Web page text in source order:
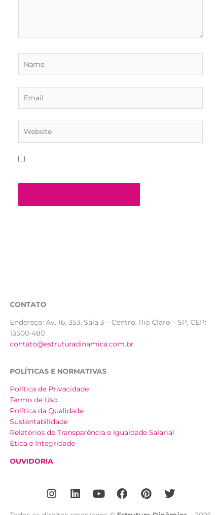
CONTATO
Endereço: Av. 16, 353, Sala 3 – Centro, Rio Claro – SP, CEP:
13500-480
contato@estruturadinamica.com.br
POLÍTICAS E NORMATIVAS
Política de Privacidade
Termo de Uso
Política da Qualidade
Sustentabilidade
Relatórios de Transparência e Igualdade Salarial
Ética e Integridade
OUVIDORIA
I
n
s
L
i
Y
o
u
F
a
c
P
i
T
w